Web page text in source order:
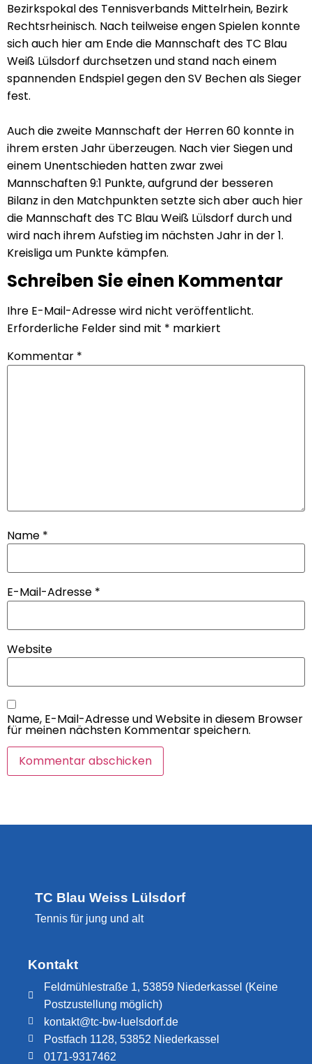
Bezirkspokal des Tennisverbands Mittelrhein, Bezirk
Rechtsrheinisch. Nach teilweise engen Spielen konnte
sich auch hier am Ende die Mannschaft des TC Blau
Weiß Lülsdorf durchsetzen und stand nach einem
spannenden Endspiel gegen den SV Bechen als Sieger
fest.
Auch die zweite Mannschaft der Herren 60 konnte in
ihrem ersten Jahr überzeugen. Nach vier Siegen und
einem Unentschieden hatten zwar zwei
Mannschaften 9:1 Punkte, aufgrund der besseren
Bilanz in den Matchpunkten setzte sich aber auch hier
die Mannschaft des TC Blau Weiß Lülsdorf durch und
wird nach ihrem Aufstieg im nächsten Jahr in der 1.
Kreisliga um Punkte kämpfen.
Schreiben Sie einen Kommentar
Ihre E-Mail-Adresse wird nicht veröffentlicht.
Erforderliche Felder sind mit * markiert
Kommentar *
Name *
E-Mail-Adresse *
Website
Name, E-Mail-Adresse und Website in diesem Browser
für meinen nächsten Kommentar speichern.
TC Blau Weiss Lülsdorf
Tennis für jung und alt
Kontakt
Feldmühlestraße 1, 53859 Niederkassel (Keine
Postzustellung möglich)
kontakt@tc-bw-luelsdorf.de
Postfach 1128, 53852 Niederkassel
0171-9317462​